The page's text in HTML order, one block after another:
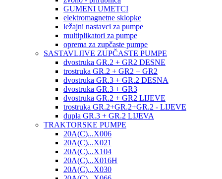
GUMENI UMETCI
elektromagnetne sklopke
ležajni nastavci za pumpe
multiplikatori za pumpe
oprema za zupčaste pumpe
SASTAVLJIVE ZUPČASTE PUMPE
dvostruka GR.2 + GR2 DESNE
trostruka GR.2 + GR2 + GR2
dvostruka GR.3 + GR.2 DESNA
dvostruka GR.3 + GR3
dvostruka GR.2 + GR2 LIJEVE
trostruka GR.2+GR.2+GR.2 - LIJEVE
dupla GR.3 + GR.2 LIJEVA
TRAKTORSKE PUMPE
20A(C)...X006
20A(C)...X021
20A(C)...X104
20A(C)...X016H
20A(C)...X030